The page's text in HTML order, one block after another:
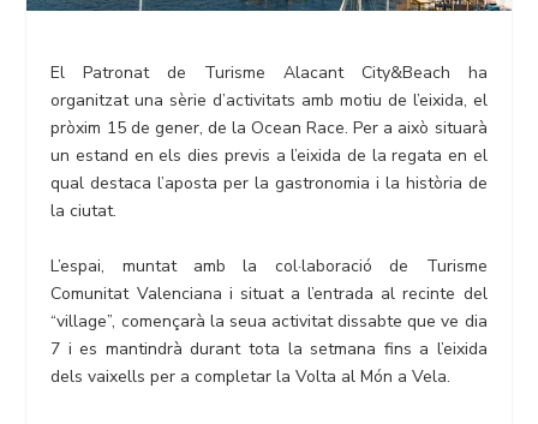
El Patronat de Turisme Alacant City&Beach ha
organitzat una sèrie d’activitats amb motiu de l’eixida, el
pròxim 15 de gener, de la Ocean Race. Per a això situarà
un estand en els dies previs a l’eixida de la regata en el
qual destaca l’aposta per la gastronomia i la història de
la ciutat.
L’espai, muntat amb la col·laboració de Turisme
Comunitat Valenciana i situat a l’entrada al recinte del
“village”, començarà la seua activitat dissabte que ve dia
7 i es mantindrà durant tota la setmana fins a l’eixida
dels vaixells per a completar la Volta al Món a Vela.